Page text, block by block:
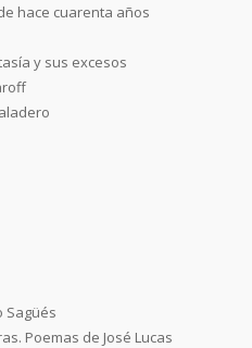
hace cuarenta años
y sus excesos
Sagüés
Poemas de José Lucas